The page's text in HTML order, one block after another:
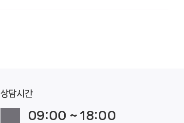
상담시간
09:00 ~ 18:00